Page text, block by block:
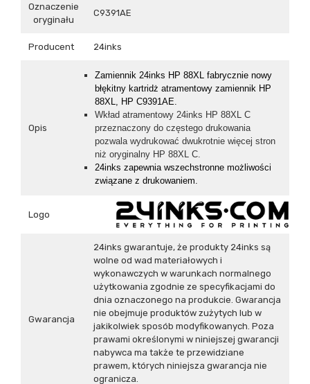
Oznaczenie
oryginału
C9391AE
Producent 24inks
Opis
Zamiennik 24inks HP 88XL fabrycznie nowy
błękitny kartridż atramentowy zamiennik HP
88XL, HP C9391AE.
Wkład atramentowy 24inks HP 88XL C
przeznaczony do częstego drukowania
pozwala wydrukować dwukrotnie więcej stron
niż oryginalny HP 88XL C.
24inks zapewnia wszechstronne możliwości
związane z drukowaniem.
Logo
Gwarancja
24inks gwarantuje, że produkty 24inks są
wolne od wad materiałowych i
wykonawczych w warunkach normalnego
użytkowania zgodnie ze specyfikacjami do
dnia oznaczonego na produkcie. Gwarancja
nie obejmuje produktów zużytych lub w
jakikolwiek sposób modyfikowanych. Poza
prawami określonymi w niniejszej gwarancji
nabywca ma także te przewidziane
prawem, których niniejsza gwarancja nie
ogranicza.